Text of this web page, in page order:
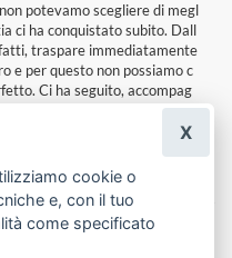
stupenda
un giorno fa
cookie o
e, con il tuo
come specificato
X